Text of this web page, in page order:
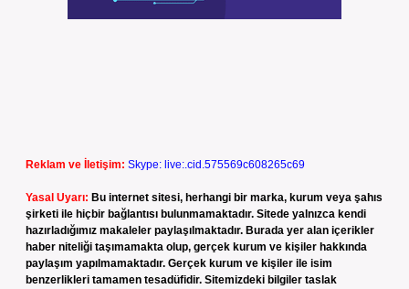
Reklam ve İletişim: Skype: live:.cid.575569c608265c69
Yasal Uyarı: Bu internet sitesi, herhangi bir marka, kurum veya şahıs
şirketi ile hiçbir bağlantısı bulunmamaktadır. Sitede yalnızca kendi
hazırladığımız makaleler paylaşılmaktadır. Burada yer alan içerikler
haber niteliği taşımamakta olup, gerçek kurum ve kişiler hakkında
paylaşım yapılmamaktadır. Gerçek kurum ve kişiler ile isim
benzerlikleri tamamen tesadüfidir. Sitemizdeki bilgiler taslak